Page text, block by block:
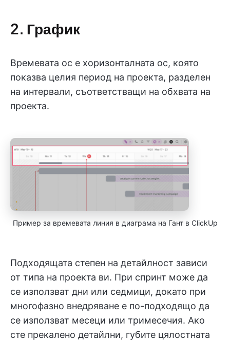
2. График
Времевата ос е хоризонталната ос, която
показва целия период на проекта, разделен
на интервали, съответстващи на обхвата на
проекта.
Пример за времевата линия в диаграма на Гант в ClickUp
Подходящата степен на детайлност зависи
от типа на проекта ви. При спринт може да
се използват дни или седмици, докато при
многофазно внедряване е по-подходящо да
се използват месеци или тримесечия. Ако
сте прекалено детайлни, губите цялостната